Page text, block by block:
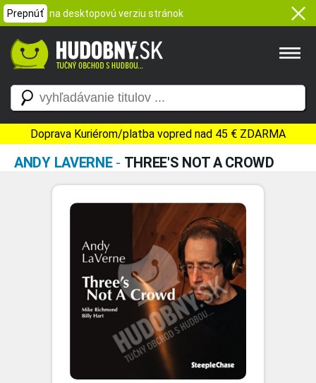
Prepnúť na desktopovú verziu stránok
Doprava Kuriérom/platba vopred nad 45 € ZDARMA
ANDY LAVERNE- THREE'S NOT A CROWD